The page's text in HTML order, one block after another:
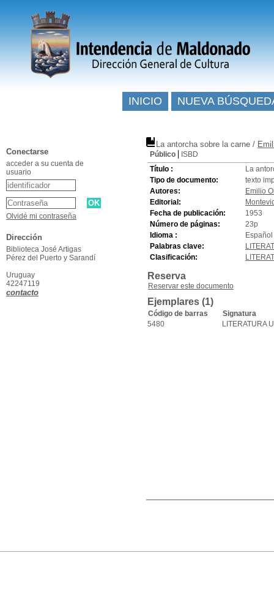
La antorcha sobre la carne /
Público
ISBD
Título :
La
Tipo de documento:
texto
Autores:
Emilio
Editorial:
Fecha de publicación:
1953
Número de páginas:
23p
Idioma :
Español
Palabras clave:
Clasificación:
Reserva
Reservar este documento
Ejemplares (1)
Código de barras
Signatura
5480
LITERATURA
INICIO NUEVA
Conectarse
acceder a su cuenta de
usuario
Olvidé mi contraseña
Dirección
Biblioteca José Artigas
Pérez del Puerto y Sarandí
Uruguay
42247119
contacto